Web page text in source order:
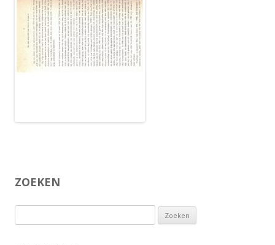
ZOEKEN
naar: